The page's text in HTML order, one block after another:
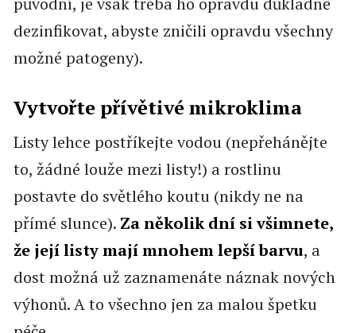
dezinfikovat, abyste zničili opravdu všechny
možné patogeny).
Vytvořte přívětivé mikroklima
Listy lehce postříkejte vodou (nepřehánějte
to, žádné louže mezi listy!) a rostlinu
postavte do světlého koutu (nikdy ne na
přímé slunce). Za několik dní si všimnete,
že její listy mají mnohem lepší barvu, a
dost možná už zaznamenáte náznak nových
výhonů. A to všechno jen za malou špetku